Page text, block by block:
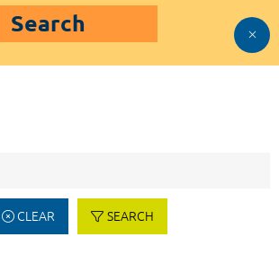
Search
CLEAR SEARCH